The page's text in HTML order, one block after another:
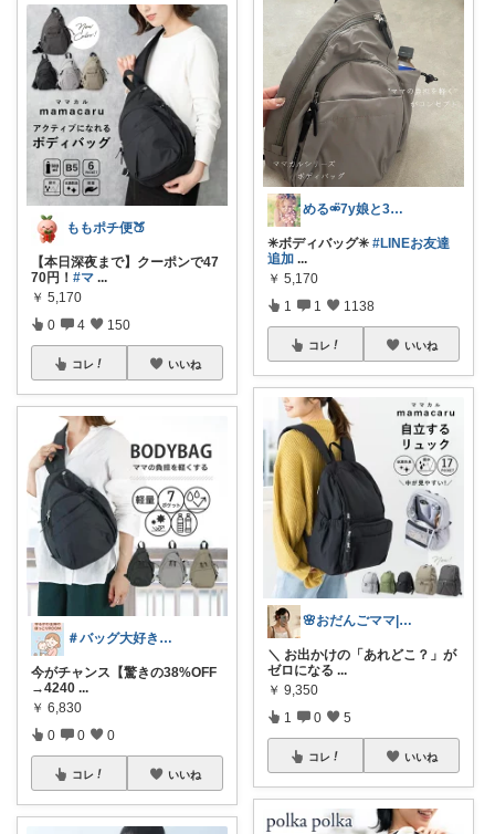
ももポチ便🍑
【本日深夜まで】クーポンで47
70円！ #マ ...
￥ 5,170
0 4 150
コレ いいね
＃バッグ大好き＃楽天ルームさぶたん
今がチャンス【驚きの38%OFF
→4240 ...
￥ 6,830
0 0 0
コレ いいね
める⚮̈7y娘と3人暮らし𓂃◌𓈒𓐍
✳︎ボディバッグ✳︎ #LINEお友達
追加 ...
￥ 5,170
1 1 1138
コレ いいね
🌸おだんごママ|経由ありがとう✨🌸
＼ お出かけの「あれどこ？」が
ゼロになる ...
￥ 9,350
1 0 5
コレ いいね